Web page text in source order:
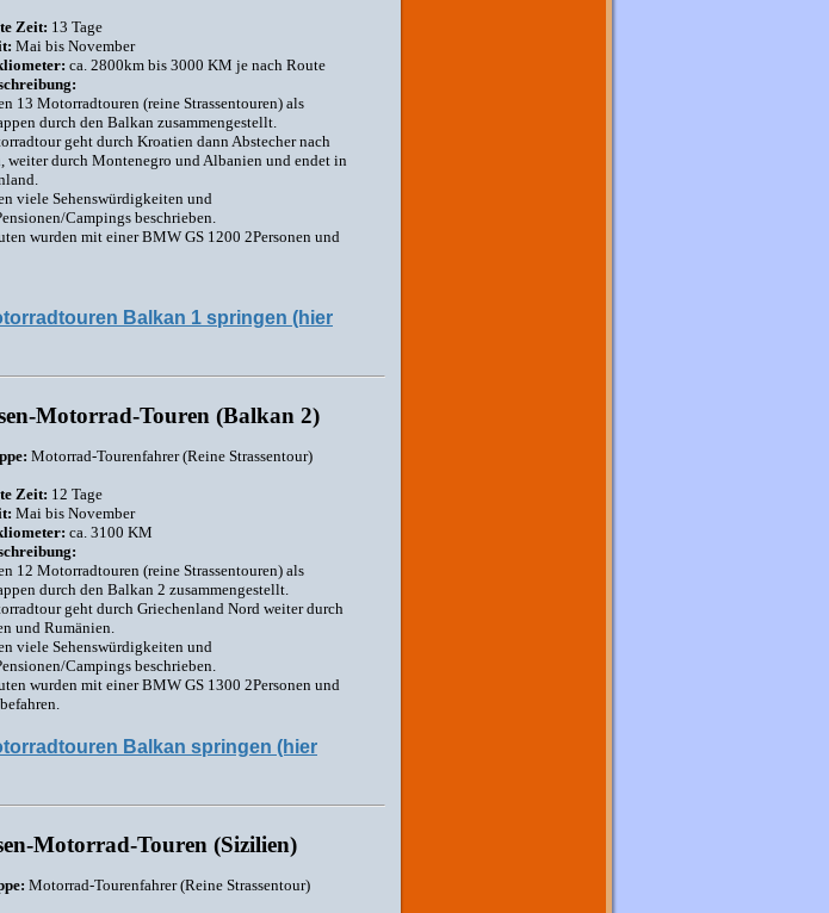
Zeit: 13 Tage
Mai bis November
ca. 2800km bis 3000 KM je nach Route
13 Motorradtouren (reine Strassentouren) als
durch den Balkan zusammengestellt.
geht durch Kroatien dann Abstecher nach
weiter durch Montenegro und Albanien und endet in
viele Sehenswürdigkeiten und
Campings beschrieben.
wurden mit einer BMW GS 1200 2Personen und
Balkan 1 springen (hier
Motorrad-Touren (Balkan 2)
Motorrad-Tourenfahrer (Reine Strassentour)
Zeit: 12 Tage
Mai bis November
ca. 3100 KM
12 Motorradtouren (reine Strassentouren) als
durch den Balkan 2 zusammengestellt.
geht durch Griechenland Nord weiter durch
und Rumänien.
viele Sehenswürdigkeiten und
Campings beschrieben.
wurden mit einer BMW GS 1300 2Personen und
Balkan springen (hier
Motorrad-Touren (Sizilien)
Motorrad-Tourenfahrer (Reine Strassentour)